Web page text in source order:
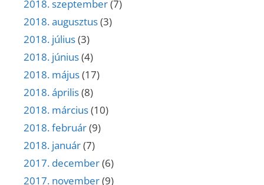
2018. szeptember(7)
2018. augusztus(3)
2018. július(3)
2018. június(4)
2018. május(17)
2018. április(8)
2018. március(10)
2018. február(9)
2018. január(7)
2017. december(6)
2017. november(9)